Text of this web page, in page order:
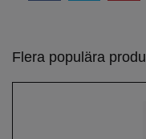
Flera populära